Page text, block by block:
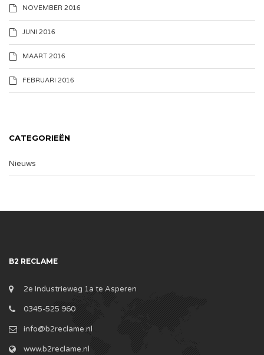
NOVEMBER 2016
JUNI 2016
MAART 2016
FEBRUARI 2016
CATEGORIEËN
Nieuws
B2 RECLAME
2e Industrieweg 1a te Asperen
0345-525 960
info@b2reclame.nl
www.b2reclame.nl